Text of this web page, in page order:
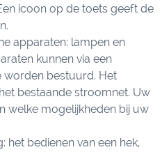
icoon op de toets geeft de
apparaten: lampen en
kunnen via een
bestuurd. Het
bestaande stroomnet. Uw
welke mogelijkheden bij uw
het bedienen van een hek,